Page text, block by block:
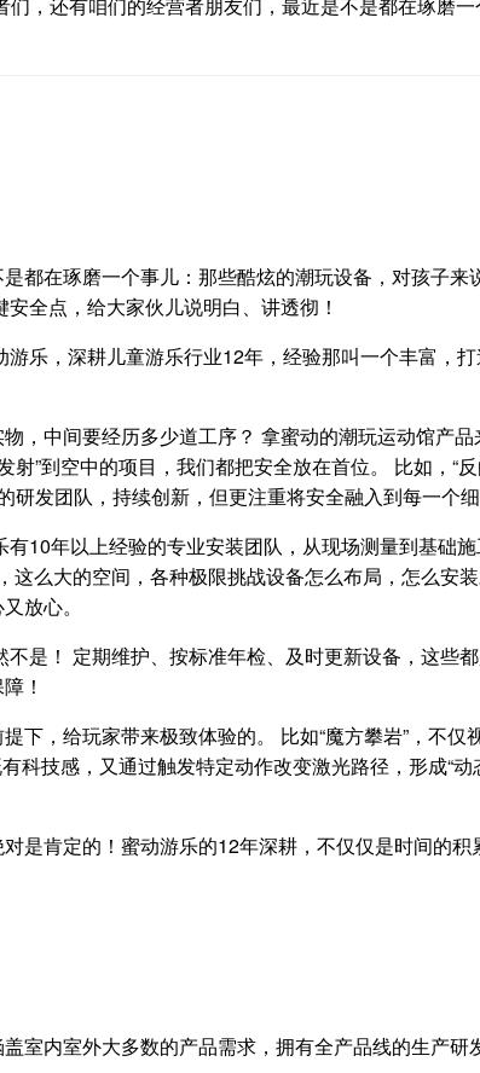
都在琢磨一个事儿：那些酷炫的潮玩设备，对孩子
全点，给大家伙儿说明白、讲透彻！
乐，深耕儿童游乐行业12年，经验那叫一个丰富，
中间要经历多少道工序？ 拿蜜动的潮玩运动馆产品
”到空中的项目，我们都把安全放在首位。 比如，“
发团队，持续创新，但更注重将安全融入到每一个细
10年以上经验的专业安装团队，从现场测量到基础
么大的空间，各种极限挑战设备怎么布局，怎么安
放心。
是！ 定期维护、按标准年检、及时更新设备，这些
！
，给玩家带来极致体验的。 比如“魔方攀岩”，不
科技感，又通过触发特定动作改变激光路径，形成“
是肯定的！蜜动游乐的12年深耕，不仅仅是时间的
内室外大多数的产品需求，拥有全产品线的生产研